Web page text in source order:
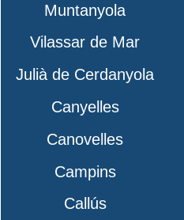
Muntanyola
Vilassar de Mar
Julià de Cerdanyola
Canyelles
Canovelles
Campins
Callús